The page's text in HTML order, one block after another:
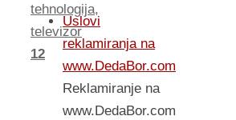
tehnologija,
televizor
12
Uslovi
reklamiranja na
www.DedaBor.com
Reklamiranje na
www.DedaBor.com